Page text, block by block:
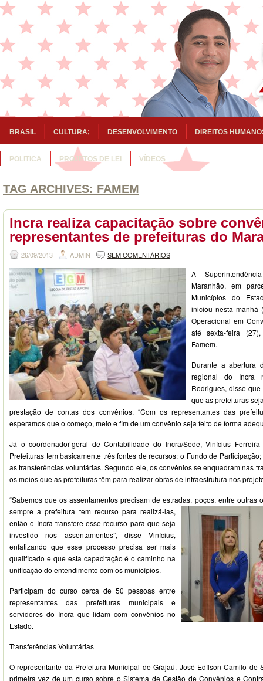
BRASIL CULTURA; DESENVOLVIMENTO DIREITOS
POLITICA PROJETOS DE LEI VÍDEOS
TAG ARCHIVES: FAMEM
Incra realiza capacitação sobre
representantes de prefeituras do
26/09/2013 ADMIN SEM COMENTÁRIOS
A
Maranhão, em
Municípios do
iniciou nesta manhã
Operacional em
até sexta-feira
Famem.
Durante a abertura
regional do Incra
Rodrigues, disse
que as prefeituras
prestação de contas dos convênios. “Com os representantes das
esperamos que o começo, meio e fim de um convênio seja feito de forma
Já o coordenador-geral de Contabilidade do Incra/Sede, Vinícius
Prefeituras tem basicamente três fontes de recursos: o Fundo de
as transferências voluntárias. Segundo ele, os convênios se enquadram nas
os meios que as prefeituras têm para realizar obras de infraestrutura nos
“Sabemos que os assentamentos precisam de estradas, poços, entre outras
sempre aprefeitura tem recurso para realizá-las,
então o Incra transfere esse recurso para que seja
investido nos assentamentos”, disse Vinícius,
enfatizando que esse processo precisa ser mais
qualificado e que esta capacitação é o caminho na
unificação do entendimento com os municípios.
Participam do curso cerca de 50 pessoas entre
representantes das prefeituras municipais e
servidores do Incra que lidam com convênios no
Estado.
Transferências Voluntárias
O representante da Prefeitura Municipal de Grajaú, José Edílson Camilo de
primeira vez de um curso sobre o Sistema de Gestão de Convênios e